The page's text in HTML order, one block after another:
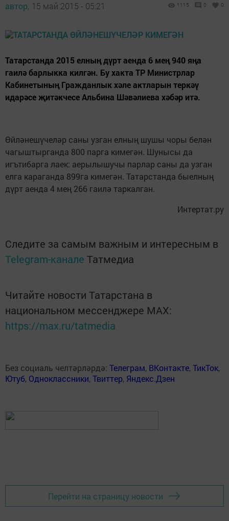
автор, 15 май 2015 - 05:21 1115 0 0
Татарстанда 2015 елның дүрт аенда 6 мең 940 яңа
гаилә барлыкка килгән. Бу хакта ТР Министрлар
Кабинетының Гражданлык хәле актларын теркәү
идарәсе җитәкчесе Альбина Шәвәлиева хәбәр итә.
Өйләнешүчеләр саны узган елның шушы чоры белән
чагыштырганда 800 парга кимегән. Шунысы да
игътибарга лаек: аерылышучы парлар саны да узган
елга караганда 899га кимегән. Татарстанда быелның
дүрт аенда 4 мең 266 гаилә таркалган.
Интертат.ру
Следите за самым важным и интересным в
Telegram-канале Татмедиа
Читайте новости Татарстана в
национальном мессенджере MАХ:
https://max.ru/tatmedia
Без социаль челтәрләрдә: Телеграм, ВКонтакте,ТикТок,
Ютуб, Одноклассники,Твиттер, Яндекс.Дзен
Перейти на страницу новости